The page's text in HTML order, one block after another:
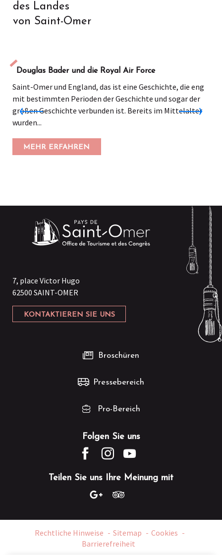
des Landes
von Saint-Omer
Douglas Bader und die Royal Air Force
Saint-Omer und England, das ist eine Geschichte, die eng
mit bestimmten Perioden der Geschichte und sogar der
großen Geschichte verbunden ist. Bereits im Mittelalter
wurden...
MEHR ERFAHREN
7, place Victor Hugo
62500 SAINT-OMER
KONTAKTIEREN SIE UNS
Folgen Sie uns
Teilen Sie uns Ihre Meinung mit
Broschüren
Pressebereich
Pro-Bereich
Rechtliche Hinweise Sitemap
Cookies
Barrierefreiheit